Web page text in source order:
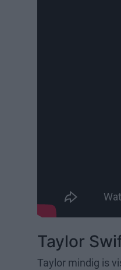
Taylor
Taylor mindig is